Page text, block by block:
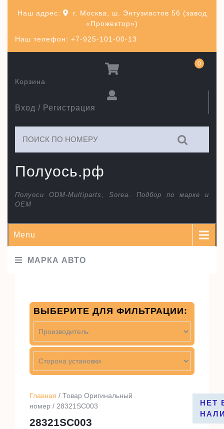
Наш телефон: +7-925-101-00-13
Наш адрес:
г. Москва, ш. Энтузиастов 56 (завод
«Прожектор»)
Полуось.рф
Полуоси ODM-Multiparts, Sorea. Подбор по марке и
ОЕМ
Вход / Регистрация
Корзина
0
Menu
МАРКА АВТО
Главная / Товар Оригинальный
номер / 28321SC003
28321SC003
НЕТ
ВЫБЕРИТЕ ДЛЯ ФИЛЬТРАЦИИ: